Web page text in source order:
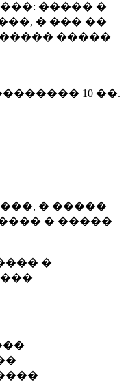
����� �
� ��� ��
�����
10 ��.
� �����
� �����
�